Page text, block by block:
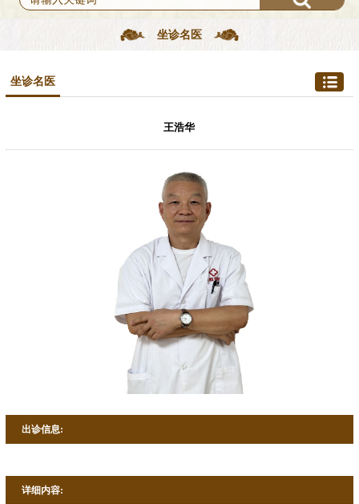
坐诊名医
坐诊名医
王浩华
出诊信息:
详细内容: